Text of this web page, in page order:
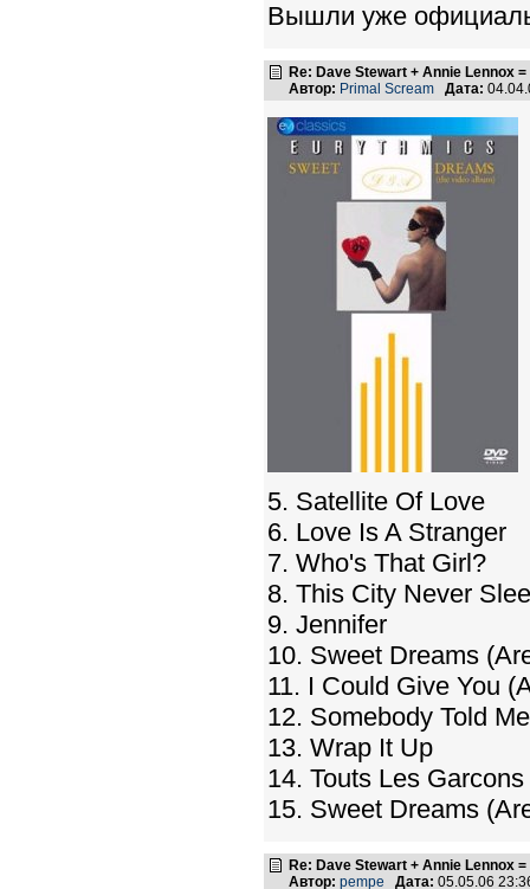
Вышли уже
Re: Dave Stewart + Annie Lennox
Автор: Primal Scream Дата:
5. Satellite Of Love
6. Love Is A Stranger
7. Who's That Girl?
8. This City Never
9. Jennifer
10. Sweet Dreams
11. I Could Give You
12. Somebody Told Me
13. Wrap It Up
14. Touts Les
15. Sweet Dreams
Re: Dave Stewart + Annie Lennox
Автор: pempe Дата: 05.05.06